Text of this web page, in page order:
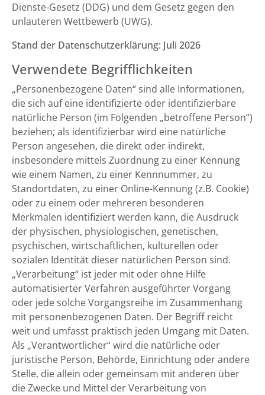
Dienste-Gesetz (DDG) und dem Gesetz gegen den
unlauteren Wettbewerb (UWG).
Stand der Datenschutzerklärung: Juli 2026
Verwendete Begrifflichkeiten
„Personenbezogene Daten“ sind alle Informationen,
die sich auf eine identifizierte oder identifizierbare
natürliche Person (im Folgenden „betroffene Person“)
beziehen; als identifizierbar wird eine natürliche
Person angesehen, die direkt oder indirekt,
insbesondere mittels Zuordnung zu einer Kennung
wie einem Namen, zu einer Kennnummer, zu
Standortdaten, zu einer Online-Kennung (z.B. Cookie)
oder zu einem oder mehreren besonderen
Merkmalen identifiziert werden kann, die Ausdruck
der physischen, physiologischen, genetischen,
psychischen, wirtschaftlichen, kulturellen oder
sozialen Identität dieser natürlichen Person sind.
„Verarbeitung“ ist jeder mit oder ohne Hilfe
automatisierter Verfahren ausgeführter Vorgang
oder jede solche Vorgangsreihe im Zusammenhang
mit personenbezogenen Daten. Der Begriff reicht
weit und umfasst praktisch jeden Umgang mit Daten.
Als „Verantwortlicher“ wird die natürliche oder
juristische Person, Behörde, Einrichtung oder andere
Stelle, die allein oder gemeinsam mit anderen über
die Zwecke und Mittel der Verarbeitung von